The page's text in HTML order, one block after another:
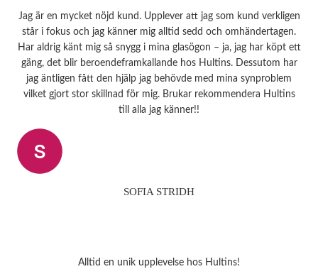
Jag är en mycket nöjd kund. Upplever att jag som kund verkligen
står i fokus och jag känner mig alltid sedd och omhändertagen.
Har aldrig känt mig så snygg i mina glasögon – ja, jag har köpt ett
gäng, det blir beroendeframkallande hos Hultins. Dessutom har
jag äntligen fått den hjälp jag behövde med mina synproblem
vilket gjort stor skillnad för mig. Brukar rekommendera Hultins
till alla jag känner!!
SOFIA STRIDH
Alltid en unik upplevelse hos Hultins!